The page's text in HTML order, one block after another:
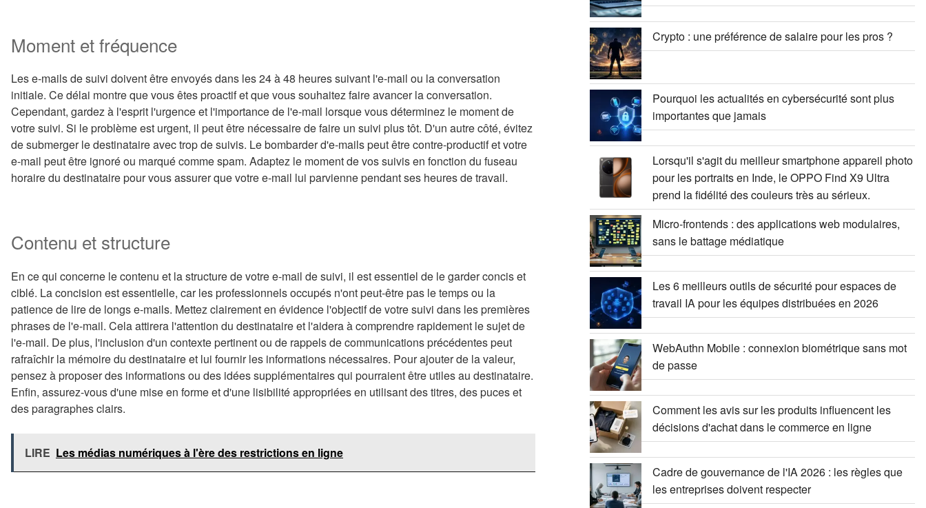
Moment et fréquence
Les e-mails de suivi doivent être envoyés dans les 24 à 48 heures suivant l'e-mail ou la conversation
initiale. Ce délai montre que vous êtes proactif et que vous souhaitez faire avancer la conversation.
Cependant, gardez à l'esprit l'urgence et l'importance de l'e-mail lorsque vous déterminez le moment de
votre suivi. Si le problème est urgent, il peut être nécessaire de faire un suivi plus tôt. D'un autre côté, évitez
de submerger le destinataire avec trop de suivis. Le bombarder d'e-mails peut être contre-productif et votre
e-mail peut être ignoré ou marqué comme spam. Adaptez le moment de vos suivis en fonction du fuseau
horaire du destinataire pour vous assurer que votre e-mail lui parvienne pendant ses heures de travail.
Contenu et structure
En ce qui concerne le contenu et la structure de votre e-mail de suivi, il est essentiel de le garder concis et
ciblé. La concision est essentielle, car les professionnels occupés n'ont peut-être pas le temps ou la
patience de lire de longs e-mails. Mettez clairement en évidence l'objectif de votre suivi dans les premières
phrases de l'e-mail. Cela attirera l'attention du destinataire et l'aidera à comprendre rapidement le sujet de
l'e-mail. De plus, l'inclusion d'un contexte pertinent ou de rappels de communications précédentes peut
rafraîchir la mémoire du destinataire et lui fournir les informations nécessaires. Pour ajouter de la valeur,
pensez à proposer des informations ou des idées supplémentaires qui pourraient être utiles au destinataire.
Enfin, assurez-vous d'une mise en forme et d'une lisibilité appropriées en utilisant des titres, des puces et
des paragraphes clairs.
LIRE Les médias numériques à l'ère des restrictions en ligne
Crypto : une préférence de salaire pour les pros ?
Pourquoi les actualités en cybersécurité sont plus
importantes que jamais
Lorsqu'il s'agit du meilleur smartphone appareil photo
pour les portraits en Inde, le OPPO Find X9 Ultra
prend la fidélité des couleurs très au sérieux.
Micro-frontends : des applications web modulaires,
sans le battage médiatique
Les 6 meilleurs outils de sécurité pour espaces de
travail IA pour les équipes distribuées en 2026
WebAuthn Mobile : connexion biométrique sans mot
de passe
Comment les avis sur les produits influencent les
décisions d'achat dans le commerce en ligne
Cadre de gouvernance de l'IA 2026 : les règles que
les entreprises doivent respecter